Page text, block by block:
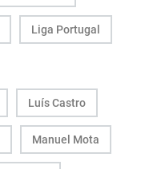
Liga Portugal
Luís Castro
Manuel Mota